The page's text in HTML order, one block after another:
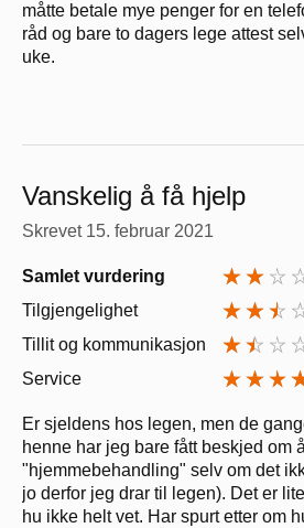
måtte betale mye penger for en
råd og bare to dagers lege attest
uke.
Vanskelig å få hjelp
Skrevet 15. februar 2021
Samlet vurdering
Tilgjengelighet
Tillit og kommunikasjon
Service
Er sjeldens hos legen, men de
henne har jeg bare fått beskjed om
"hjemmebehandling" selv om det
jo derfor jeg drar til legen). Det er
hu ikke helt vet. Har spurt etter om